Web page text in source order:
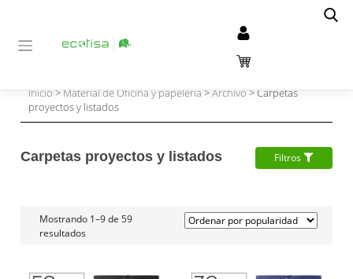
Inicio>Material de Oficina y papelería>Archivo> Carpetas
proyectos y listados
Carpetas proyectos y listados Filtros
Mostrando 1–9 de 59
resultados